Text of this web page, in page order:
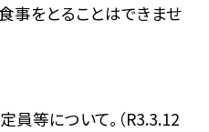
事をとることはできませ
等について。（R3.3.12